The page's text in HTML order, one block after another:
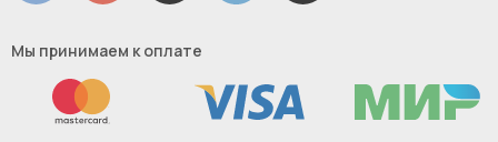
Мы принимаем к оплате